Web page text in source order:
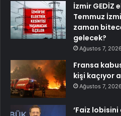
İzmir GEDİZ
Temmuz
zaman
gelecek?
Ağustos 7, 2026
Fransa
kişi kaçıyor
Ağustos 7, 2026
‘Faiz